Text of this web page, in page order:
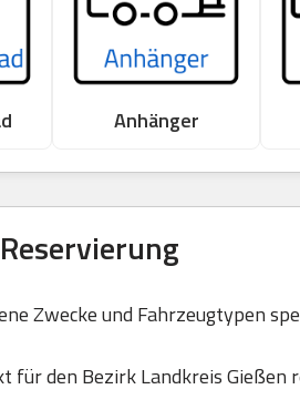
Anhänger
Zwecke und Fahrzeugtypen
für den Bezirk Landkreis Gießen